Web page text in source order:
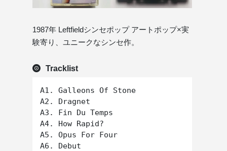
1987年 Leftfieldシンセポップ アートポップ×実
験寄り、ユニークなシンセ作。
Tracklist
A1. Galleons Of Stone
A2. Dragnet
A3. Fin Du Temps
A4. How Rapid?
A5. Opus For Four
A6. Debut